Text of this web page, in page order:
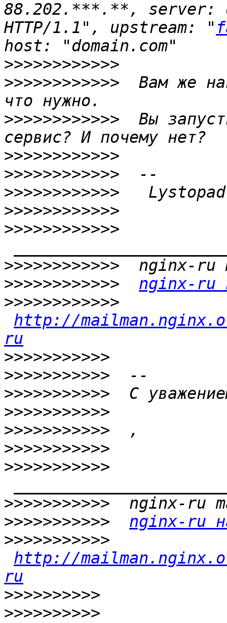
88.202.***.**, server:
HTTP/1.1", upstream: "
>>>>>>>>>>>>
>>>>>>>>>>>> Вам же
>>>>>>>>>>>> Вы
>>>>>>>>>>>>
>>>>>>>>>>>>
>>>>>>>>>>>>
>>>>>>>>>>>>
>>>>>>>>>>>>
>>>>>>>>>>>>
>>>>>>>>>>>>
nginx-ru
>>>>>>>>>>>>
http://
ru
>>>>>>>>>>>
>>>>>>>>>>>
>>>>>>>>>>>
>>>>>>>>>>>
>>>>>>>>>>>
>>>>>>>>>>>
>>>>>>>>>>>
>>>>>>>>>>>
>>>>>>>>>>>
nginx-ru
>>>>>>>>>>>
http://
ru
>>>>>>>>>>
>>>>>>>>>>